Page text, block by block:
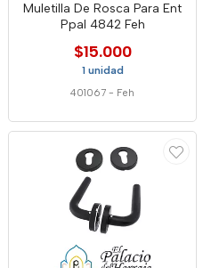
Muletilla De Rosca Para Ent
Ppal 4842 Feh
$15.000
1 unidad
401067 - Feh